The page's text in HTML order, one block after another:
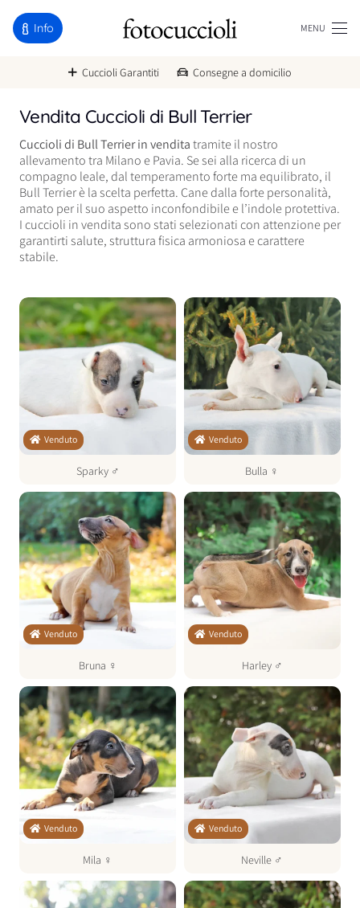
Info MENU
Cuccioli Garantiti Consegne a domicilio
Vendita Cuccioli di Bull Terrier
Cuccioli di Bull Terrier in venditatramite il nostro
allevamento tra Milano e Pavia. Se sei alla ricerca di un
compagno leale, dal temperamento forte ma equilibrato, il
Bull Terrier è la scelta perfetta. Cane dalla forte personalità,
amato per il suo aspetto inconfondibile e l’indole protettiva.
I cuccioli in vendita sono stati selezionati con attenzione per
garantirti salute, struttura fisica armoniosa e carattere
stabile.
Venduto
Sparky ♂
Venduto
Bulla ♀
Venduto
Bruna ♀
Venduto
Harley ♂
Venduto
Mila ♀
Venduto
Neville ♂